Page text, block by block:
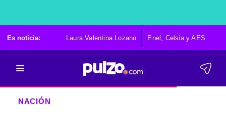
Es noticia: Laura Valentina Lozano Enel, Celsia y AES
NACIÓN